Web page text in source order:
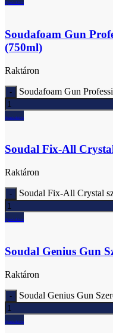
Ajánlatkérés
Soudafoam Gun
(750ml)
Raktáron
Soudafoam Gun
Ajánlatkérés
Soudal Fix-All
Raktáron
Soudal Fix-All Crystal
Ajánlatkérés
Soudal Genius Gun
Raktáron
Soudal Genius Gun
Ajánlatkérés